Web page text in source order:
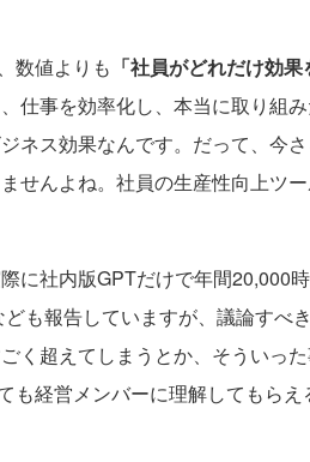
数値よりも 「社員がどれだけ効
仕事を効率化し、本当に取り組
ネス効果なんです。だって、今
せんよね。社員の生産性向上ツ
に社内版GPTだけで年間20,000
も報告していますが、議論すべ
く超えてしまうとか、そういっ
も経営メンバーに理解してもらえ